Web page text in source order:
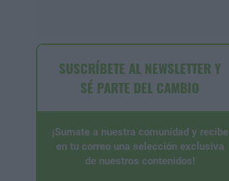
SUSCRÍBETE AL NEWSLETTER Y
SÉ PARTE DEL CAMBIO
¡Sumate a nuestra comunidad y recibe
en tu correo una selección exclusiva
de nuestros contenidos!